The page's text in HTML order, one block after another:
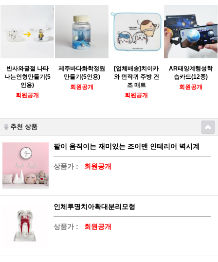
반사와굴절 나타
나는인형만들기(5
인용)
회원공개
제주바다화학정원
만들기(5인용)
회원공개
[업체배송]치이카
와 먼작귀 주방 건
조 매트
회원공개
AR태양계행성학
습카드(12종)
회원공개
추천 상품
팔이 움직이는 재미있는 조이맨 인테리어 벽시계
상품가 : 회원공개
인체투명치아확대분리모형
상품가 : 회원공개